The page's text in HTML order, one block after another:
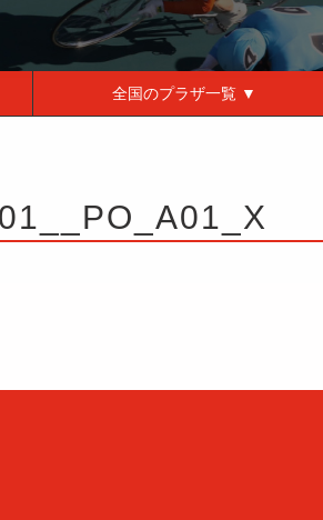
全国のプラザ一覧 ▼